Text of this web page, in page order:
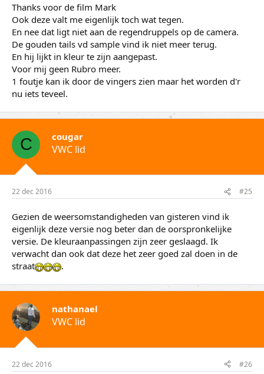
Thanks voor de film Mark
Ook deze valt me eigenlijk toch wat tegen.
En nee dat ligt niet aan de regendruppels op de camera.
De gouden tails vd sample vind ik niet meer terug.
En hij lijkt in kleur te zijn aangepast.
Voor mij geen Rubro meer.
1 foutje kan ik door de vingers zien maar het worden d'r
nu iets teveel.
C cougar
VWC lid
22 dec 2016 #25
Gezien de weersomstandigheden van gisteren vind ik
eigenlijk deze versie nog beter dan de oorspronkelijke
versie. De kleuraanpassingen zijn zeer geslaagd. Ik
verwacht dan ook dat deze het zeer goed zal doen in de
straat
.
nathanael
VWC lid
22 dec 2016 #26